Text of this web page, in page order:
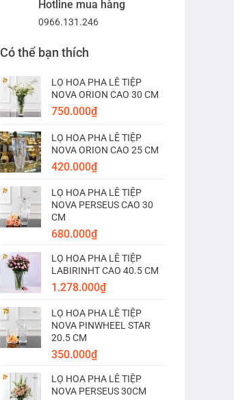
Hotline mua hàng
0966.131.246
Có thể bạn thích
LỌ HOA PHA LÊ TIỆP
NOVA ORION CAO 30 CM
750.000₫
LỌ HOA PHA LÊ TIỆP
NOVA ORION CAO 25 CM
420.000₫
LỌ HOA PHA LÊ TIỆP
NOVA PERSEUS CAO 30
CM
680.000₫
LỌ HOA PHA LÊ TIỆP
LABIRINHT CAO 40.5 CM
1.278.000₫
LỌ HOA PHA LÊ TIỆP
NOVA PINWHEEL STAR
20.5 CM
350.000₫
LỌ HOA PHA LÊ TIỆP
NOVA PERSEUS 30CM